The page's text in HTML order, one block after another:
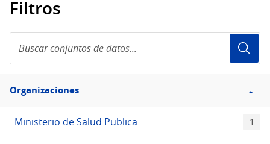
Filtros
conjuntos
de
Filtro
Organizaciones
Organizaciones
Ministerio de Salud Publica 1